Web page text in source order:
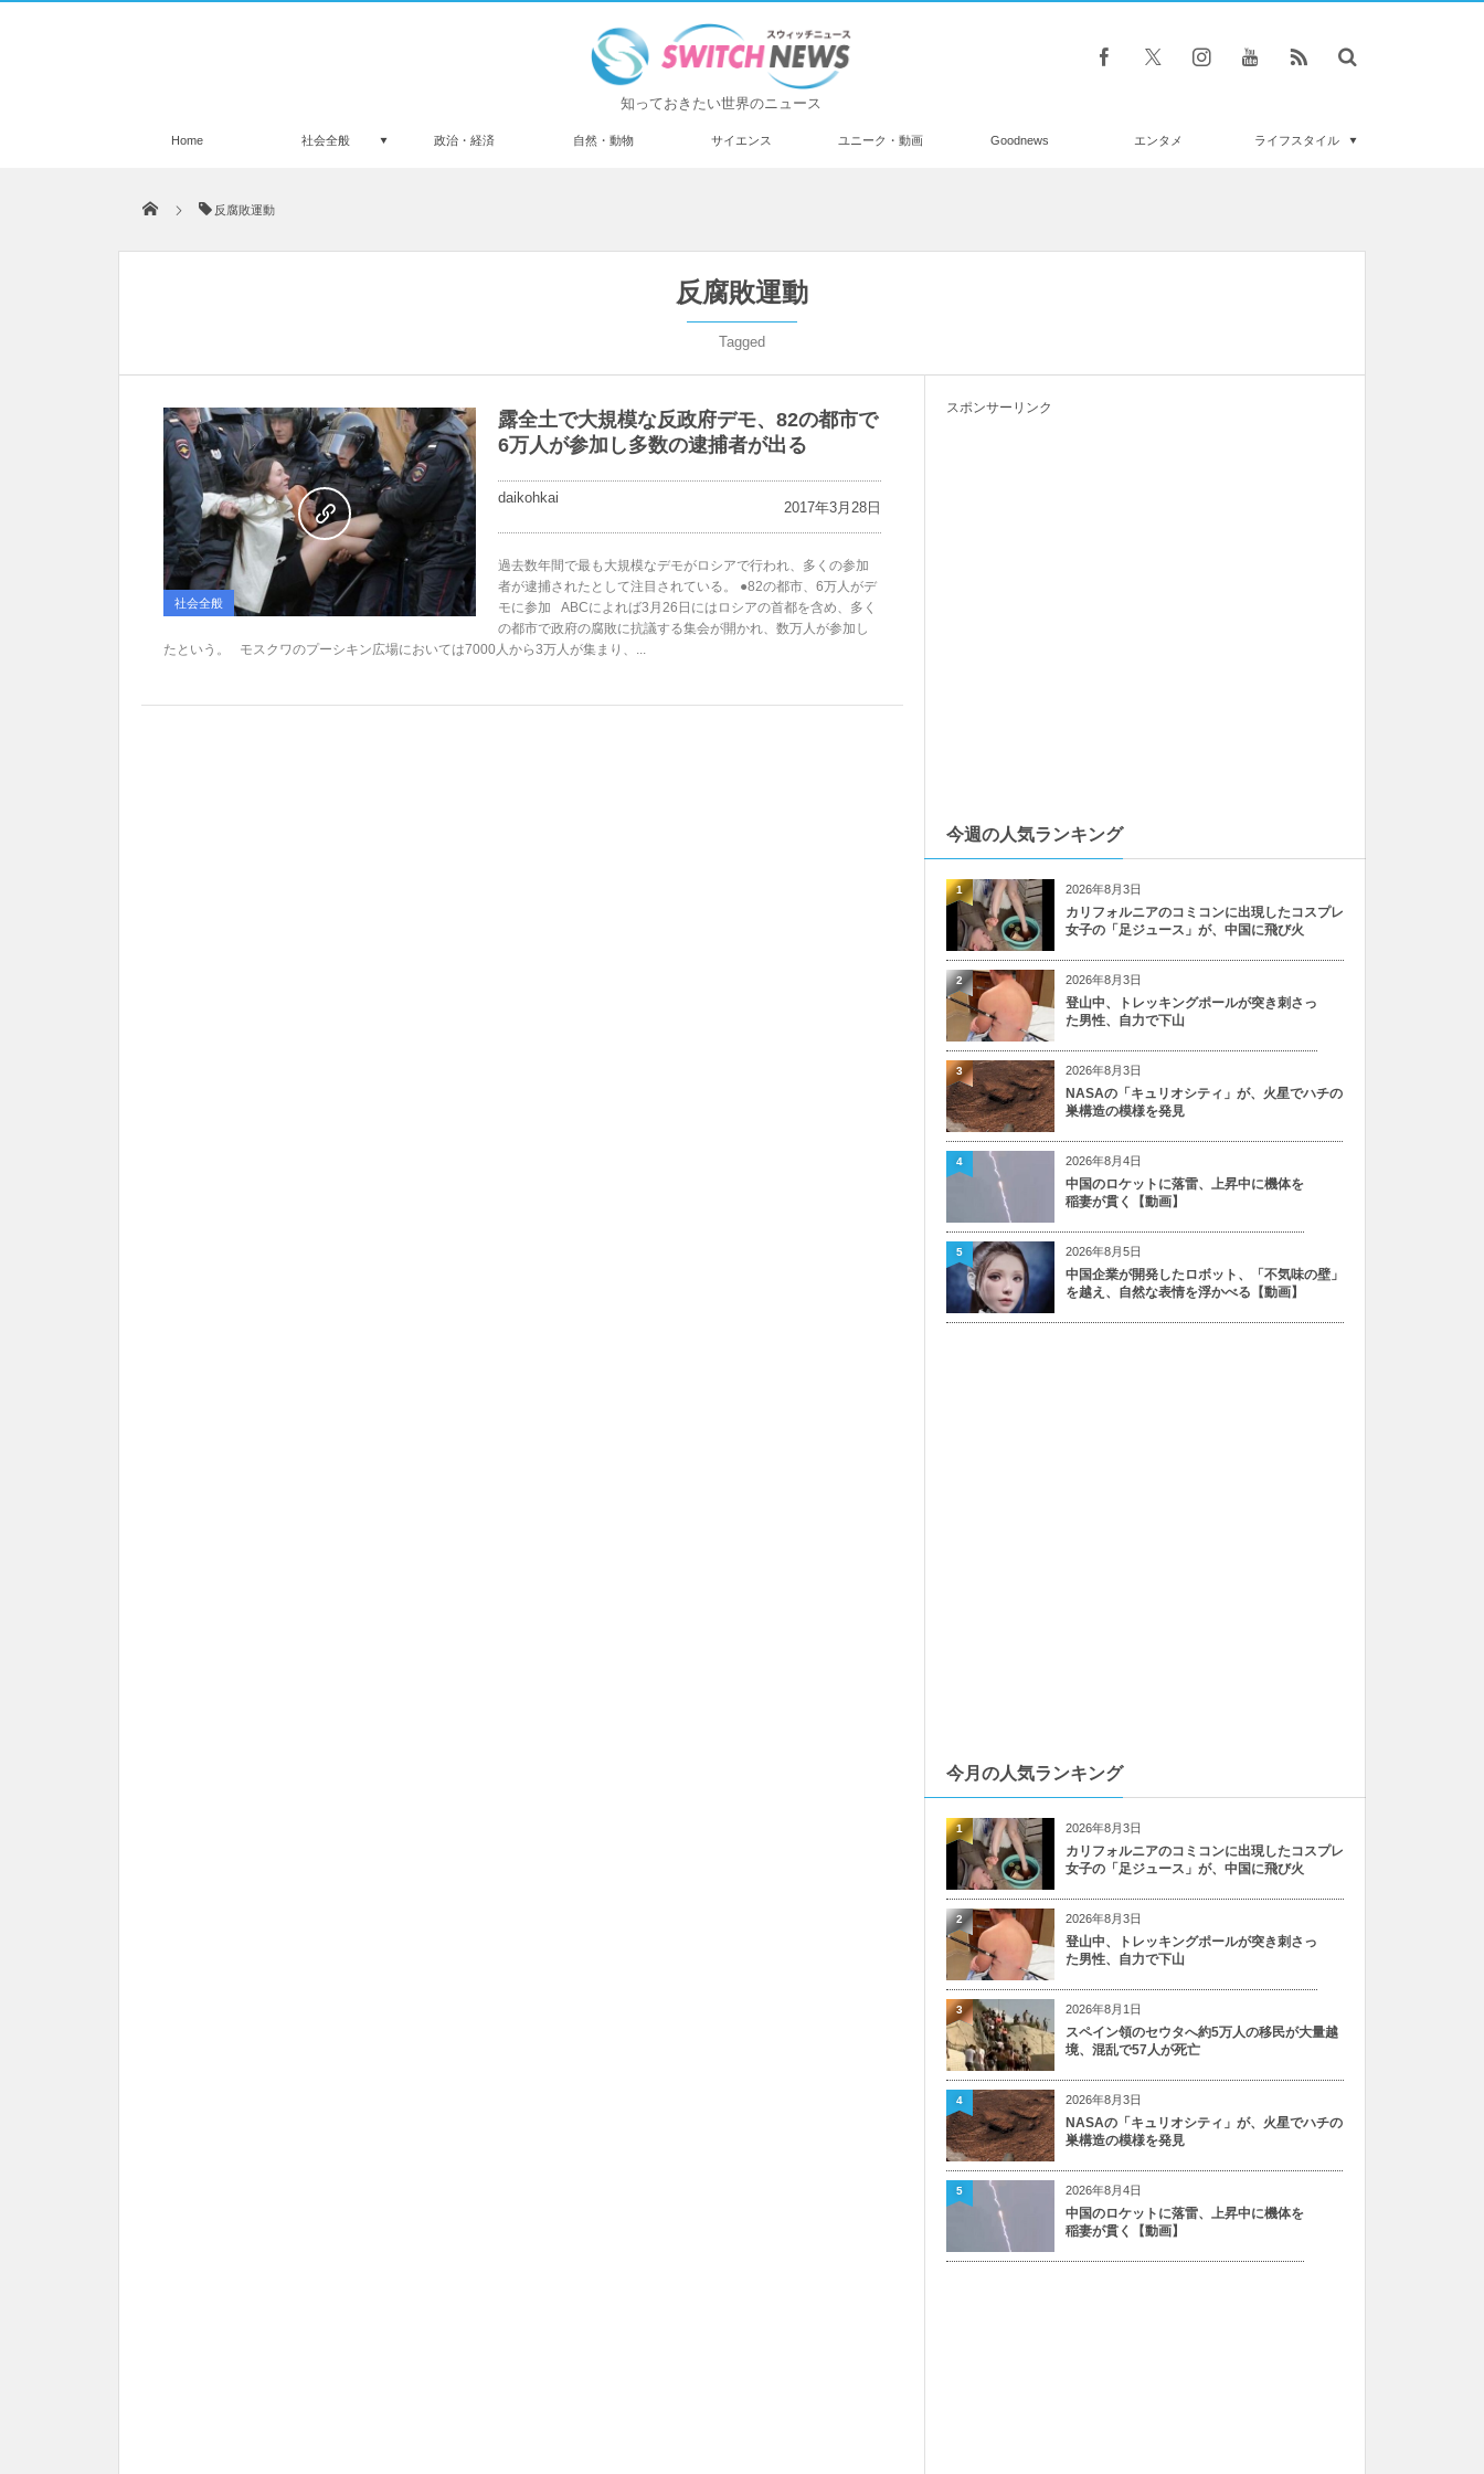
知っておきたい世界のニュース
Home 社会全般 政治・経済 自然・動物 サイエンス ユニーク・動画 Goodnews エンタメ ライフスタイル
反腐敗運動
反腐敗運動
Tagged
社会全般
露全土で大規模な反政府デモ、82の都市で
6万人が参加し多数の逮捕者が出る
daikohkai
2017年3月28日
過去数年間で最も大規模なデモがロシアで行われ、多くの参加
者が逮捕されたとして注目されている。 ●82の都市、6万人がデ
モに参加 ABCによれば3月26日にはロシアの首都を含め、多く
の都市で政府の腐敗に抗議する集会が開かれ、数万人が参加し
たという。 モスクワのプーシキン広場においては7000人から3万人が集まり、...
スポンサーリンク
今週の人気ランキング
2026年8月3日
カリフォルニアのコミコンに出現したコスプレ
女子の「足ジュース」が、中国に飛び火
1
2026年8月3日
登山中、トレッキングポールが突き刺さっ
た男性、自力で下山
2
2026年8月3日
NASAの「キュリオシティ」が、火星でハチの
巣構造の模様を発見
3
2026年8月4日
中国のロケットに落雷、上昇中に機体を
稲妻が貫く【動画】
4
2026年8月5日
中国企業が開発したロボット、「不気味の壁」
を越え、自然な表情を浮かべる【動画】
5
今月の人気ランキング
2026年8月3日
カリフォルニアのコミコンに出現したコスプレ
女子の「足ジュース」が、中国に飛び火
1
2026年8月3日
登山中、トレッキングポールが突き刺さっ
た男性、自力で下山
2
2026年8月1日
スペイン領のセウタへ約5万人の移民が大量越
境、混乱で57人が死亡
3
2026年8月3日
NASAの「キュリオシティ」が、火星でハチの
巣構造の模様を発見
4
2026年8月4日
中国のロケットに落雷、上昇中に機体を
稲妻が貫く【動画】
5